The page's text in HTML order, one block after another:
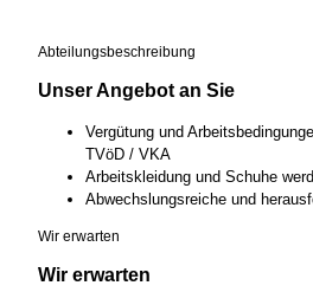
Abteilungsbeschreibung
Unser Angebot an Sie
Vergütung und
TVöD / VKA
Arbeitskleidung und Schuhe
Abwechslungsreiche und
Wir erwarten
Wir erwarten